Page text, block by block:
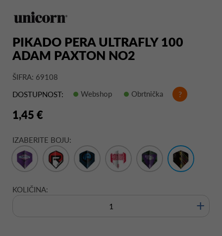
PIKADO PERA ULTRAFLY 100
ADAM PAXTON NO2
ŠIFRA: 69108
DOSTUPNOST:
Webshop Obrtnička ?
1,45 €
IZABERITE BOJU:
KOLIČINA:
+